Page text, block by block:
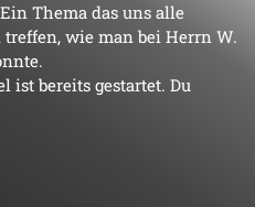
Thema das uns alle
wie man bei Herrn W.
ist bereits gestartet. Du